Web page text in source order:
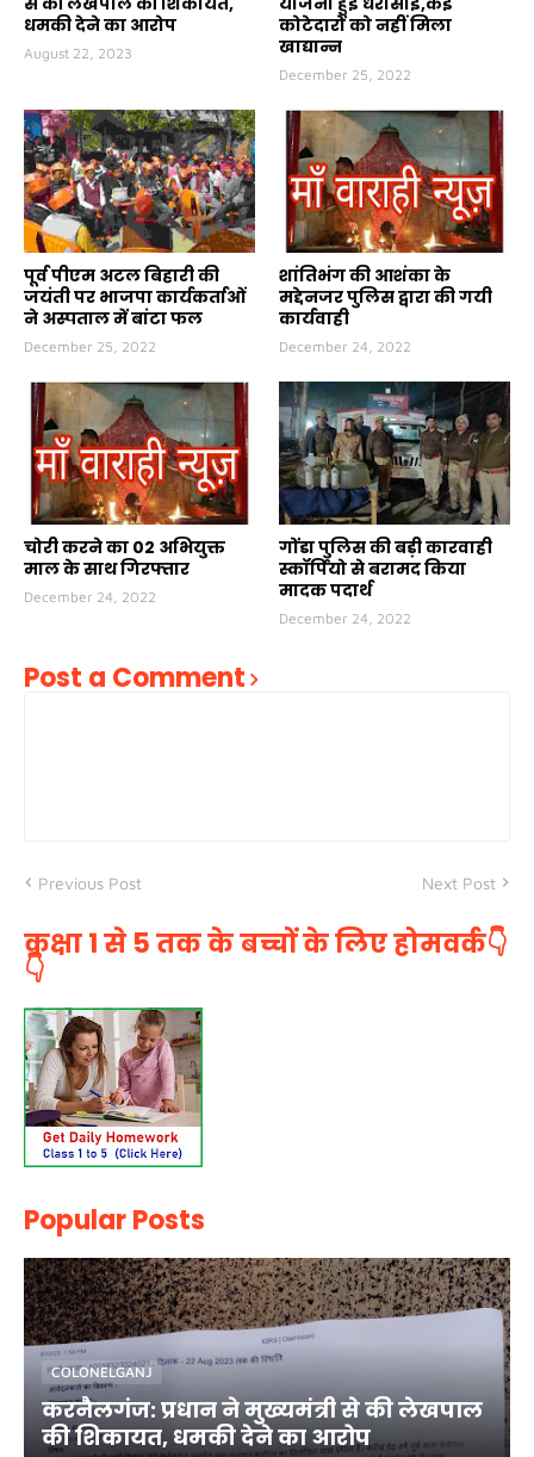
धमकी देने का आरोप
August 22, 2023
कोटेदारों को नहीं मिला
खाद्यान्न
December 25, 2022
पूर्व पीएम अटल बिहारी की
जयंती पर भाजपा कार्यकर्ताओं
ने अस्पताल में बांटा फल
December 25, 2022
शांतिभंग की आशंका के
मद्देनजर पुलिस द्वारा की गयी
कार्यवाही
December 24, 2022
चोरी करने का 02 अभियुक्त
माल के साथ गिरफ्तार
December 24, 2022
गोंडा पुलिस की बड़ी कारवाही
स्कॉर्पियो से बरामद किया
मादक पदार्थ
December 24, 2022
Post a Comment
Previous Post Next Post
कक्षा 1 से 5 तक के बच्चों के लिए होमवर्क👇
👇
Popular Posts
COLONELGANJ
करनैलगंज: प्रधान ने मुख्यमंत्री से की लेखपाल
की शिकायत, धमकी देने का आरोप